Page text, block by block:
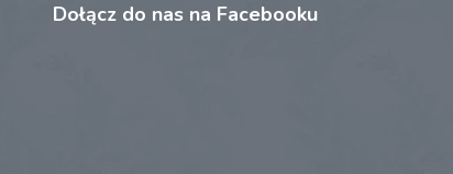
Dołącz do nas na Facebooku